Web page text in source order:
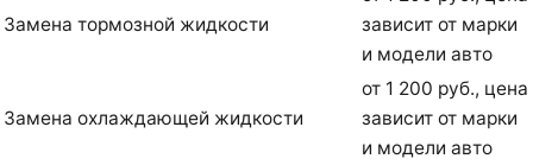
Замена тормозной жидкости
зависит от марки
и модели авто
Замена охлаждающей жидкости
от 1 200 руб., цена
зависит от марки
и модели авто